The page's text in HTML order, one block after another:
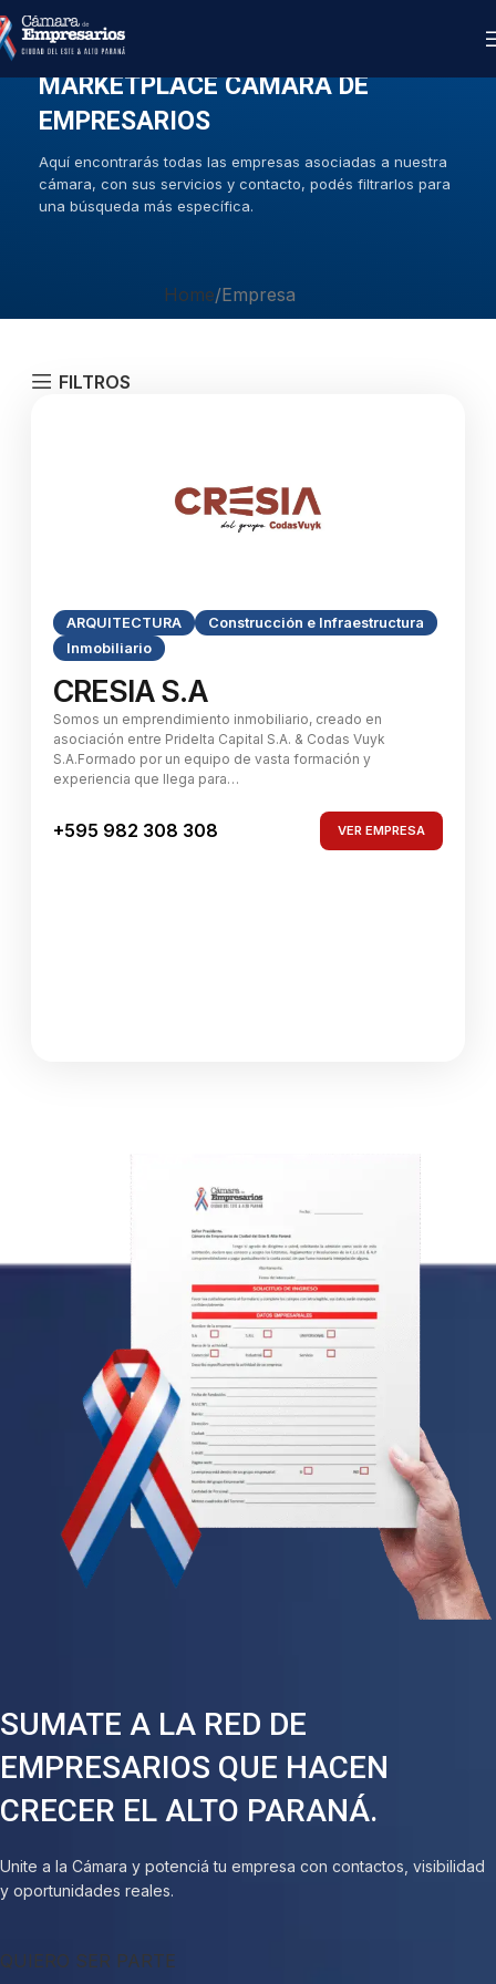
MARKETPLACE CAMARA DE
EMPRESARIOS
Aquí encontrarás todas las empresas asociadas a nuestra
cámara, con sus servicios y contacto, podés filtrarlos para
una búsqueda más específica.
Home Empresa
FILTROS
ARQUITECTURA
Construcción e Infraestructura
Inmobiliario
CRESIA S.A
Somos un emprendimiento inmobiliario, creado en
asociación entre Pridelta Capital S.A. & Codas Vuyk
S.A.Formado por un equipo de vasta formación y
experiencia que llega para…
+595 982 308 308 VER EMPRESA
SUMATE A LA RED DE
EMPRESARIOS QUE HACEN
CRECER EL ALTO PARANÁ.
Unite a la Cámara y potenciá tu empresa con contactos, visibilidad
y oportunidades reales.
QUIERO SER PARTE